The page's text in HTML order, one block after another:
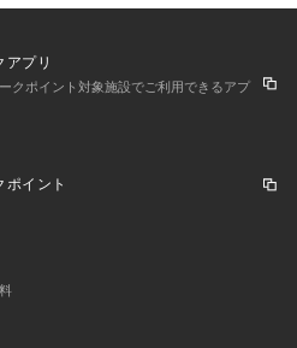
アプリ
クポイント対象施設でご利用できるアプ
イント